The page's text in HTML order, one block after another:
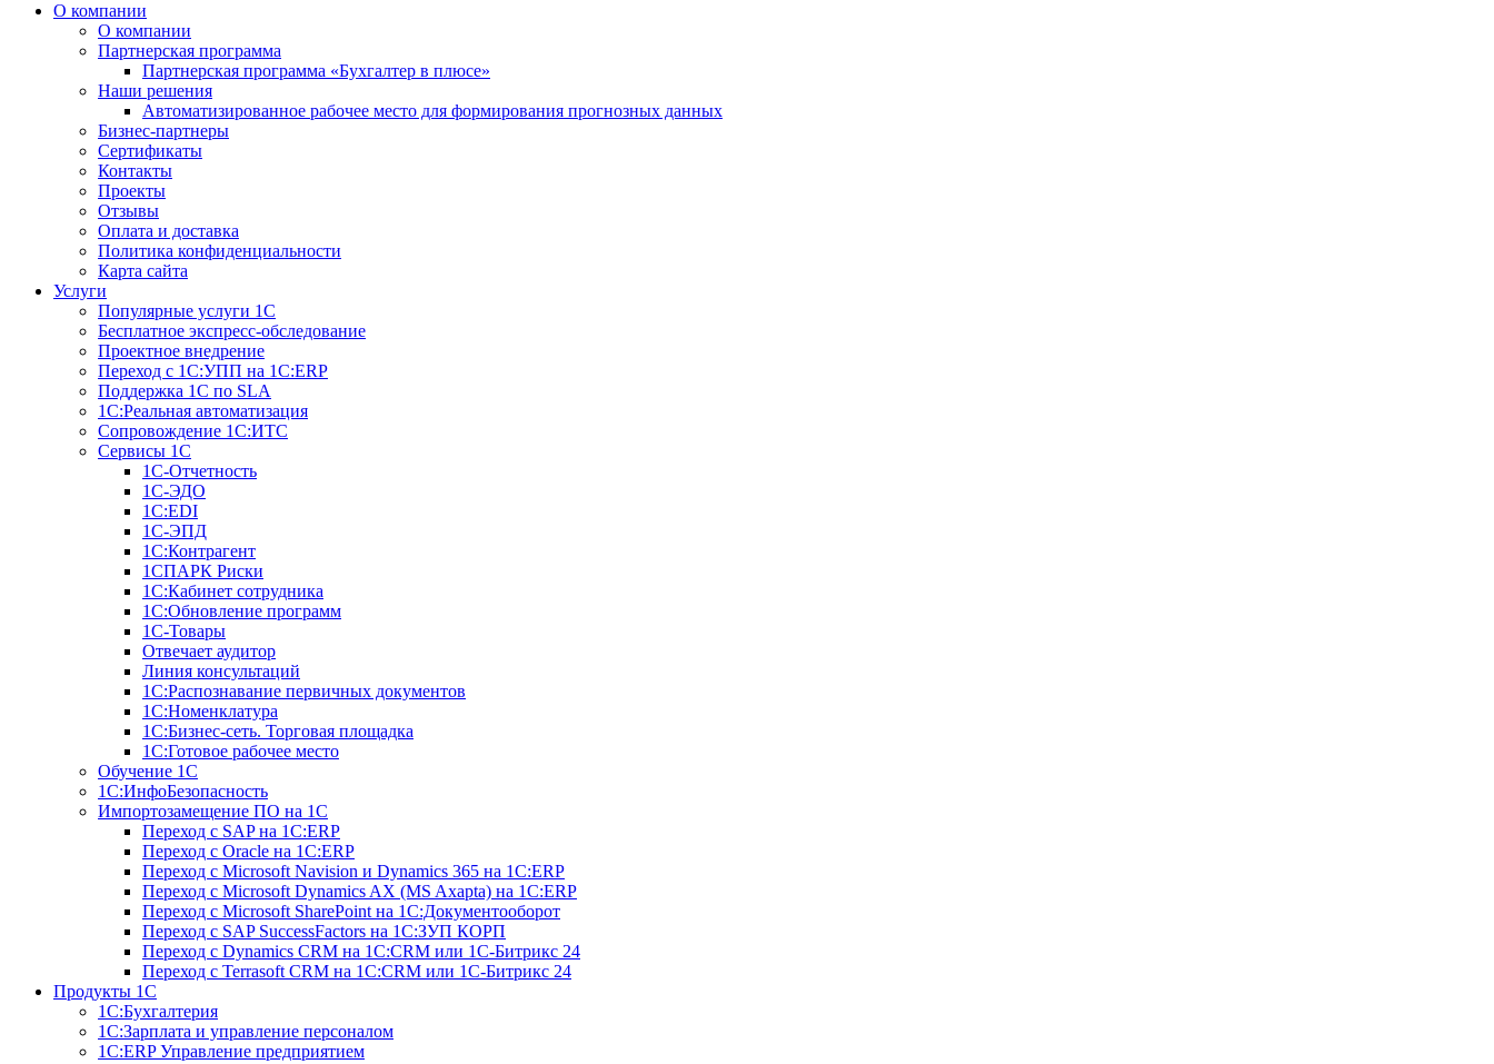
О компании
О компании
Партнерская программа
Партнерская программа «Бухгалтер в плюсе»
Наши решения
Автоматизированное рабочее место для формирования прогнозных данных
Бизнес-партнеры
Сертификаты
Контакты
Проекты
Отзывы
Оплата и доставка
Политика конфиденциальности
Карта сайта
Услуги
Популярные услуги 1С
Бесплатное экспресс-обследование
Проектное внедрение
Переход с 1С:УПП на 1C:ERP
Поддержка 1С по SLA
1С:Реальная автоматизация
Сопровождение 1С:ИТС
Сервисы 1С
1С-Отчетность
1С-ЭДО
1С:EDI
1С-ЭПД
1С:Контрагент
1СПАРК Риски
1С:Кабинет сотрудника
1С:Обновление программ
1С-Товары
Отвечает аудитор
Линия консультаций
1С:Распознавание первичных документов
1С:Номенклатура
1С:Бизнес-сеть. Торговая площадка
1С:Готовое рабочее место
Обучение 1С
1С:ИнфоБезопасность
Импортозамещение ПО на 1С
Переход с SAP на 1С:ERP
Переход с Оracle на 1С:ERP
Переход с Microsoft Navision и Dynamics 365 на 1С:ERP
Переход с Microsoft Dynamics AX (MS Axapta) на 1С:ERP
Переход с Microsoft SharePoint на 1С:Документооборот
Переход с SAP SuccessFactors на 1С:ЗУП КОРП
Переход с Dynamics CRM на 1С:CRM или 1С-Битрикс 24
Переход с Terrasoft CRM на 1С:CRM или 1С-Битрикс 24
Продукты 1С
1С:Бухгалтерия
1С:Зарплата и управление персоналом
1С:ERP Управление предприятием